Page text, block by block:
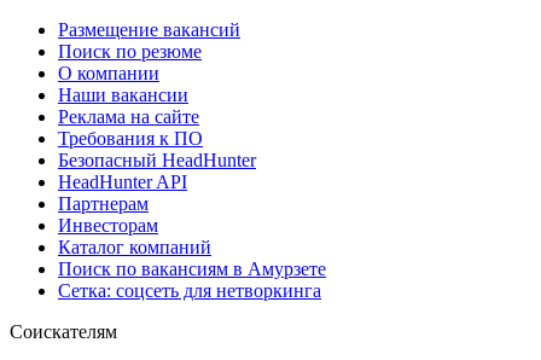
Размещение вакансий
Поиск по резюме
О компании
Наши вакансии
Реклама на сайте
Требования к ПО
Безопасный HeadHunter
HeadHunter API
Партнерам
Инвесторам
Каталог компаний
Поиск по вакансиям в Амурзете
Сетка: соцсеть для нетворкинга
Соискателям